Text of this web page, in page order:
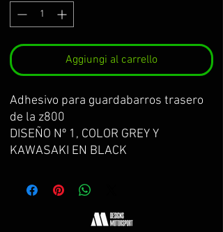
Aggiungi al carrello
Adhesivo para guardabarros trasero
de la z800
DISEÑO Nº 1, COLOR GREY Y
KAWASAKI EN BLACK